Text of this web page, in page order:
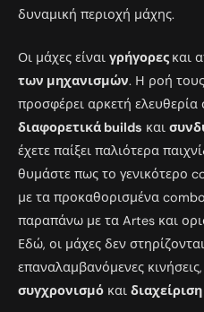
δυναμική περιοχή μάχης.
Οι μάχες είναι γρήγορες και
των μηχανισμών. Η ροή
προσφέρει αρκετή
διαφορετικά builds και
έχετε παίξει παλιότερα
θυμάστε πως το γενικότερο
με τα προκαθορισμένα
παραπάνω με τα Artes και
Εδώ, οι μάχες δεν
επαναλαμβανόμενες
συγχρονισμό και